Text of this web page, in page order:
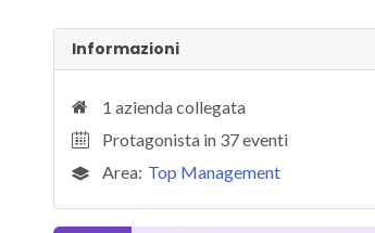
Informazioni
1 azienda collegata
Protagonista in 37 eventi
Area: Top Management